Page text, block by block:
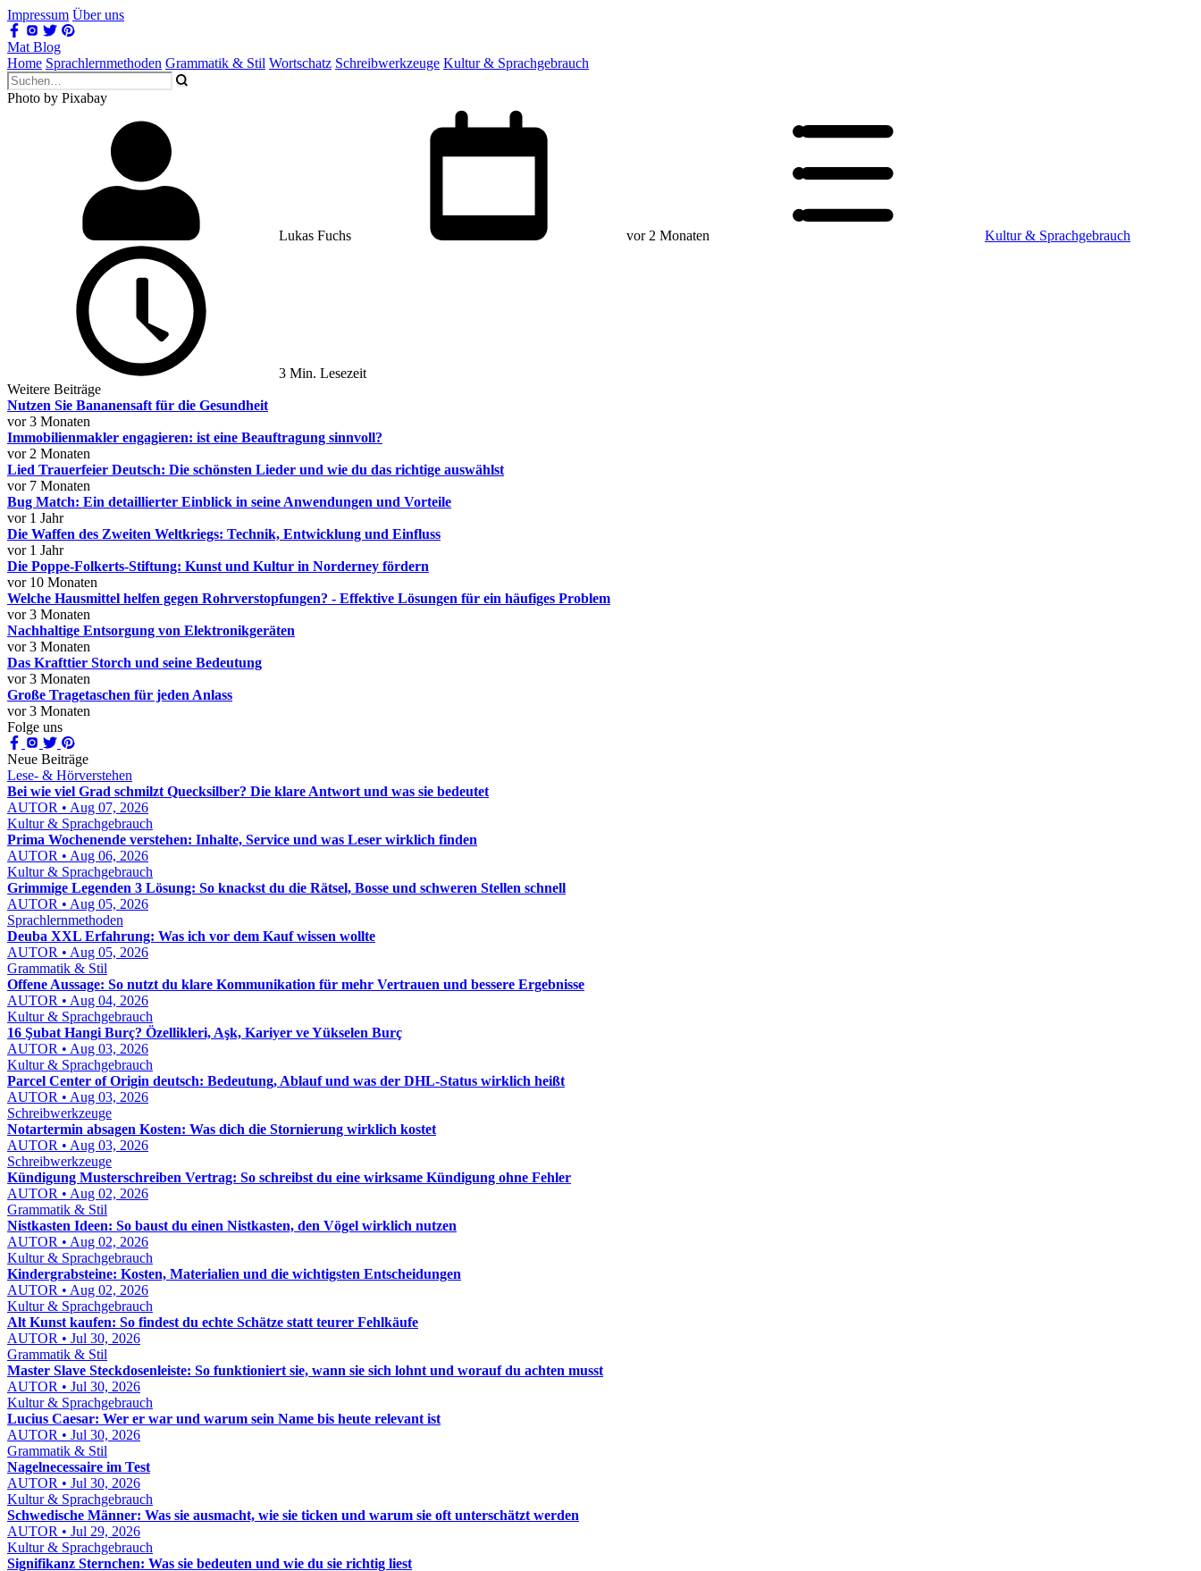
Impressum Über uns
Mat Blog
Home Sprachlernmethoden Grammatik & Stil Wortschatz Schreibwerkzeuge Kultur & Sprachgebrauch
Photo by Pixabay
Lukas Fuchs vor 2 Monaten Kultur & Sprachgebrauch
3 Min. Lesezeit
Weitere Beiträge
Nutzen Sie Bananensaft für die Gesundheit
vor 3 Monaten
Immobilienmakler engagieren: ist eine Beauftragung sinnvoll?
vor 2 Monaten
Lied Trauerfeier Deutsch: Die schönsten Lieder und wie du das richtige auswählst
vor 7 Monaten
Bug Match: Ein detaillierter Einblick in seine Anwendungen und Vorteile
vor 1 Jahr
Die Waffen des Zweiten Weltkriegs: Technik, Entwicklung und Einfluss
vor 1 Jahr
Die Poppe-Folkerts-Stiftung: Kunst und Kultur in Norderney fördern
vor 10 Monaten
Welche Hausmittel helfen gegen Rohrverstopfungen? - Effektive Lösungen für ein häufiges Problem
vor 3 Monaten
Nachhaltige Entsorgung von Elektronikgeräten
vor 3 Monaten
Das Krafttier Storch und seine Bedeutung
vor 3 Monaten
Große Tragetaschen für jeden Anlass
vor 3 Monaten
Folge uns
Neue Beiträge
Lese- & Hörverstehen
Bei wie viel Grad schmilzt Quecksilber? Die klare Antwort und was sie bedeutet
AUTOR • Aug 07, 2026
Kultur & Sprachgebrauch
Prima Wochenende verstehen: Inhalte, Service und was Leser wirklich finden
AUTOR • Aug 06, 2026
Kultur & Sprachgebrauch
Grimmige Legenden 3 Lösung: So knackst du die Rätsel, Bosse und schweren Stellen schnell
AUTOR • Aug 05, 2026
Sprachlernmethoden
Deuba XXL Erfahrung: Was ich vor dem Kauf wissen wollte
AUTOR • Aug 05, 2026
Grammatik & Stil
Offene Aussage: So nutzt du klare Kommunikation für mehr Vertrauen und bessere Ergebnisse
AUTOR • Aug 04, 2026
Kultur & Sprachgebrauch
16 Şubat Hangi Burç? Özellikleri, Aşk, Kariyer ve Yükselen Burç
AUTOR • Aug 03, 2026
Kultur & Sprachgebrauch
Parcel Center of Origin deutsch: Bedeutung, Ablauf und was der DHL-Status wirklich heißt
AUTOR • Aug 03, 2026
Schreibwerkzeuge
Notartermin absagen Kosten: Was dich die Stornierung wirklich kostet
AUTOR • Aug 03, 2026
Schreibwerkzeuge
Kündigung Musterschreiben Vertrag: So schreibst du eine wirksame Kündigung ohne Fehler
AUTOR • Aug 02, 2026
Grammatik & Stil
Nistkasten Ideen: So baust du einen Nistkasten, den Vögel wirklich nutzen
AUTOR • Aug 02, 2026
Kultur & Sprachgebrauch
Kindergrabsteine: Kosten, Materialien und die wichtigsten Entscheidungen
AUTOR • Aug 02, 2026
Kultur & Sprachgebrauch
Alt Kunst kaufen: So findest du echte Schätze statt teurer Fehlkäufe
AUTOR • Jul 30, 2026
Grammatik & Stil
Master Slave Steckdosenleiste: So funktioniert sie, wann sie sich lohnt und worauf du achten musst
AUTOR • Jul 30, 2026
Kultur & Sprachgebrauch
Lucius Caesar: Wer er war und warum sein Name bis heute relevant ist
AUTOR • Jul 30, 2026
Grammatik & Stil
Nagelnecessaire im Test
AUTOR • Jul 30, 2026
Kultur & Sprachgebrauch
Schwedische Männer: Was sie ausmacht, wie sie ticken und warum sie oft unterschätzt werden
AUTOR • Jul 29, 2026
Kultur & Sprachgebrauch
Signifikanz Sternchen: Was sie bedeuten und wie du sie richtig liest